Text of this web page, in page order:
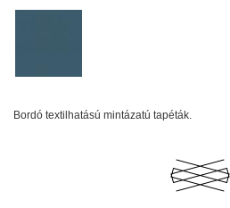
Bordó textilhatású mintázatú tapéták.